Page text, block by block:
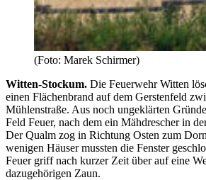
(Foto: Marek Schirmer)
Witten-Stockum. Die Feuerwehr Witten
einen Flächenbrand auf dem Gerstenfeld
Mühlenstraße. Aus noch ungeklärten
Feld Feuer, nach dem ein Mähdrescher in
Der Qualm zog in Richtung Osten zum
wenigen Häuser mussten die Fenster
Feuer griff nach kurzer Zeit über auf eine
dazugehörigen Zaun.